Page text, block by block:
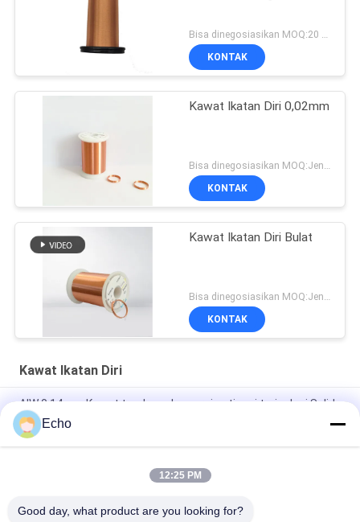
Bisa dinegosiasikan MOQ:20 Kilogram/Kilogram
KONTAK
Kawat Ikatan Diri 0,02mm
KONTAK
Kawat Ikatan Diri Bulat
KONTAK
Kawat Ikatan Diri
AIW 0,14mm Kawat tembaga kemurnian tinggi terisolasi Solid
enamel
AIW220 0.14mm Hot Wind Enameled Copper Wire untuk Listrik
Gauge 35 AWG Kawat tembaga enamel Kawat magnet yang
Echo
12:25 PM
Good day, what product are you looking for?